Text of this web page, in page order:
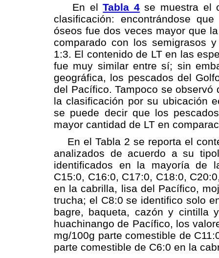
En elTabla 4se muestra el
clasificación: encontrándose
óseos fue dos veces mayor que
comparado con los semigrasos
1:3. El contenido de LT en las
fue muy similar entre sí; sin
geográfica, los pescados del
del Pacífico. Tampoco se
la clasificación por su ubicación
se puede decir que los
mayor cantidad de LT en
En el Tabla 2 se reporta el
analizados de acuerdo a su
identificados en la mayoría de
C15:0, C16:0, C17:0, C18:0,
en la cabrilla, lisa del Pacífico,
trucha; el C8:0 se identifico solo
bagre, baqueta, cazón y cintilla
huachinango de Pacífico, los
mg/100g parte comestible de
parte comestible de C6:0 en la